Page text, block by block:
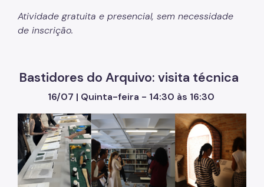
Atividade gratuita e presencial, sem necessidade
de inscrição.
Bastidores do Arquivo: visita técnica
16/07 | Quinta-feira - 14:30 às 16:30